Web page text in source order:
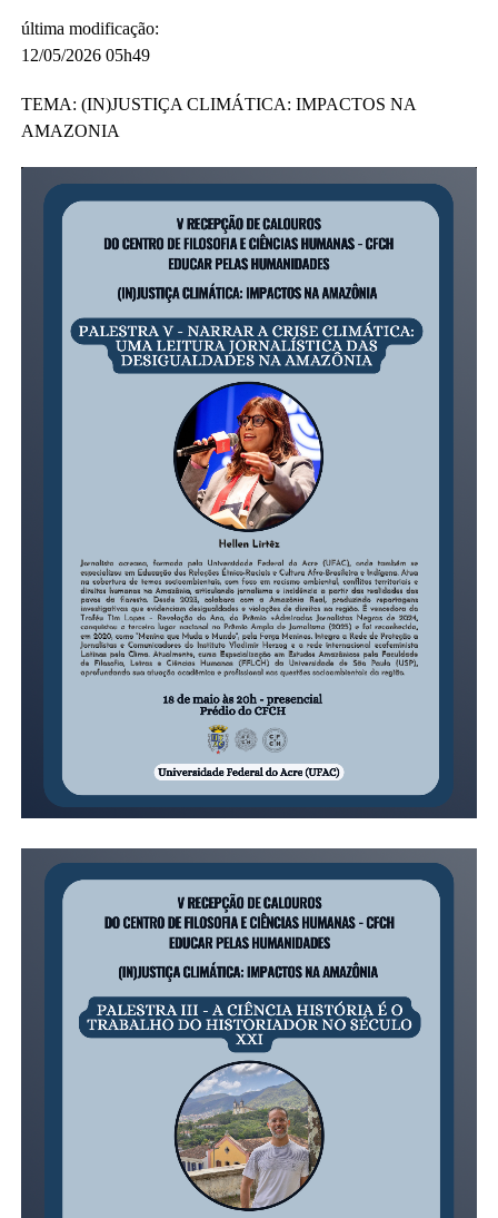
última modificação:
12/05/2026 05h49
TEMA: (IN)JUSTIÇA CLIMÁTICA: IMPACTOS NA
AMAZONIA